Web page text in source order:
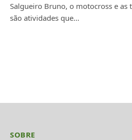
Salgueiro Bruno, o motocross e as
são atividades que…
SOBRE